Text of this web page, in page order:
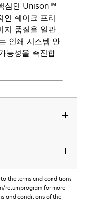
심인 Unison™
인 쉐이크 프리
지 품질을 일관
인쇄 시스템 안
능성을 촉진합
to the terms and conditions
returnprogram for more
and conditions of the